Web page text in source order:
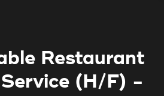
Restaurant
(H/F) -